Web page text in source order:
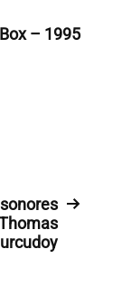
– 1995